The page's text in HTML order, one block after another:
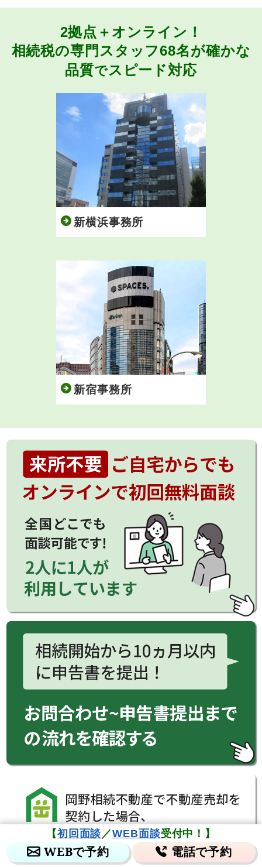
2拠点＋オンライン！
相続税の専門スタッフ68名が確かな
品質でスピード対応
新横浜事務所
新宿事務所
【初回面談／WEB面談受付中！】
WEBで予約 電話で予約